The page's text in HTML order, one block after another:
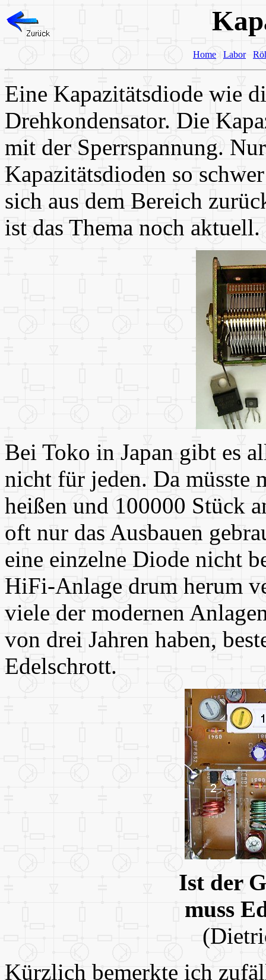
Home Labor
Eine Kapazitätsdiode wie
Drehkondensator. Die
mit der Sperrspannung.
Kapazitätsdioden so
sich aus dem Bereich
ist das Thema noch aktuell.
Bei Toko in Japan gibt es
nicht für jeden. Da müsste
heißen und 100000 Stück
oft nur das Ausbauen
eine einzelne Diode nicht
HiFi-Anlage drum herum
viele der modernen
von drei Jahren haben,
Edelschrott.
Ist der
muss
Kürzlich bemerkte ich